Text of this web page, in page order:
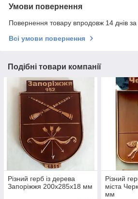
Умови повернення
Повернення товару впродовж 14 днів
Всі умови повернення
Подібні товари компанії
Різний герб із дерева
Запоріжжя 200х285х18 мм
Різний
міста
мм